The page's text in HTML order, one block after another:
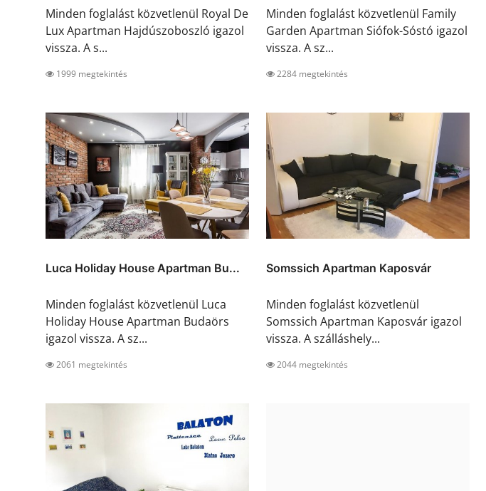
Minden foglalást közvetlenül Royal De
Lux Apartman Hajdúszoboszló igazol
vissza. A s...
1999 megtekintés
Minden foglalást közvetlenül Family
Garden Apartman Siófok-Sóstó igazol
vissza. A sz...
2284 megtekintés
Luca Holiday House Apartman Bu...
Minden foglalást közvetlenül Luca
Holiday House Apartman Budaörs
igazol vissza. A sz...
2061 megtekintés
Somssich Apartman Kaposvár
Minden foglalást közvetlenül
Somssich Apartman Kaposvár igazol
vissza. A szálláshely...
2044 megtekintés